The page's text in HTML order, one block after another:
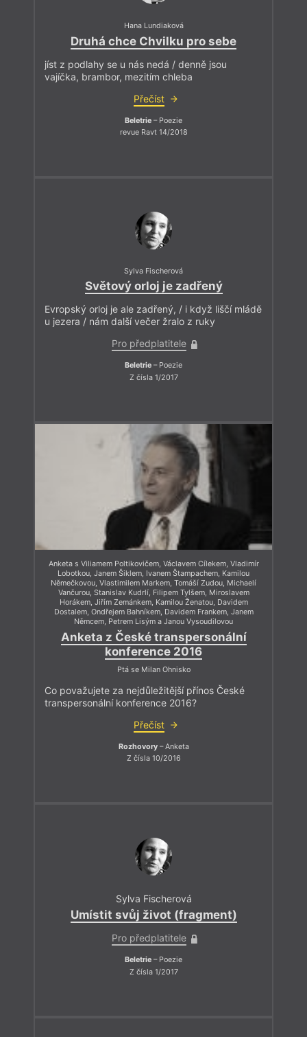
Hana Lundiaková
Druhá chce Chvilku pro sebe
jíst z podlahy se u nás nedá / denně jsou
vajíčka, brambor, mezitím chleba
Přečíst
Beletrie – Poezie
revue Ravt 14/2018
Sylva Fischerová
Světový orloj je zadřený
Evropský orloj je ale zadřený, / i když liščí mládě
u jezera / nám další večer žralo z ruky
Pro předplatitele
Beletrie – Poezie
Z čísla 1/2017
Anketa s Viliamem Poltikovičem, Václavem Cílekem, Vladimír
Lobotkou, Janem Šiklem, Ivanem Štampachem, Kamilou
Němečkovou, Vlastimilem Markem, Tomáší Zudou, Michaelí
Vančurou, Stanislav Kudrlí, Filipem Tylšem, Miroslavem
Horákem, Jiřím Zemánkem, Kamilou Ženatou, Davidem
Dostalem, Ondřejem Bahníkem, Davidem Frankem, Janem
Němcem, Petrem Lisým a Janou Vysoudilovou
Anketa z České transpersonální
konference 2016
Ptá se Milan Ohnisko
Co považujete za nejdůležitější přínos České
transpersonální konference 2016?
Přečíst
Rozhovory– Anketa
Z čísla 10/2016
Sylva Fischerová
Umístit svůj život (fragment)
Pro předplatitele
Beletrie – Poezie
Z čísla 1/2017